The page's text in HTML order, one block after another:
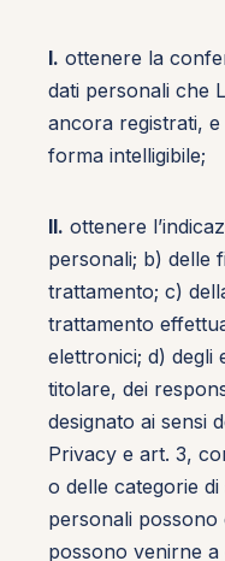
I. ottenere la
dati personali che
ancora registrati,
forma intelligibile;
II. ottenere
personali; b) delle
trattamento; c)
trattamento
elettronici; d) degli
titolare, dei
designato ai sensi
Privacy e art. 3,
o delle categorie di
personali possono
possono venirne